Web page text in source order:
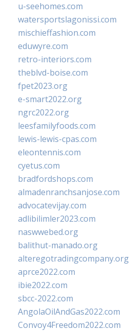
u-seehomes.com
watersportslagonissi.com
mischieffashion.com
eduwyre.com
retro-interiors.com
theblvd-boise.com
fpet2023.org
e-smart2022.org
ngrc2022.org
leesfamilyfoods.com
lewis-lewis-cpas.com
eleontennis.com
cyetus.com
bradfordshops.com
almadenranchsanjose.com
advocatevijay.com
adlibilimler2023.com
naswwebed.org
balithut-manado.org
alteregotradingcompany.org
aprce2022.com
ibie2022.com
sbcc-2022.com
AngolaOilAndGas2022.com
Convoy4Freedom2022.com